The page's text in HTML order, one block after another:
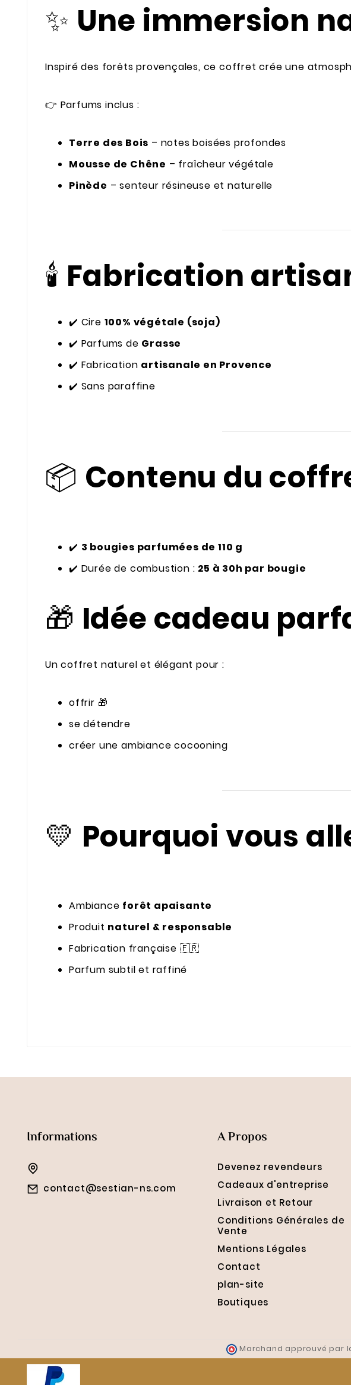
✨ Une immersion
Inspiré des forêts provençales, ce coffret crée une
👉 Parfums inclus :
Terre des Bois – notes boisées profondes
Mousse de Chêne – fraîcheur végétale
Pinède – senteur résineuse et naturelle
🕯️ Fabrication
✔️ Cire 100% végétale (soja)
✔️ Parfums de Grasse
✔️ Fabrication artisanale en Provence
✔️ Sans paraffine
📦 Contenu du
✔️ 3 bougies parfumées de 110 g
✔️ Durée de combustion : 25 à 30h par bougie
🎁 Idée cadeau
Un coffret naturel et élégant pour :
offrir 🎁
se détendre
créer une ambiance cocooning
💛 Pourquoi vous
Ambiance forêt apaisante
Produit naturel & responsable
Fabrication française 🇫🇷
Parfum subtil et raffiné
Informations
contact@sestian-ns.com
A Propos
Devenez revendeurs
Cadeaux d'entreprise
Livraison et Retour
Conditions Générales de
Vente
Mentions Légales
Contact
plan-site
Boutiques
Marchand approuvé par